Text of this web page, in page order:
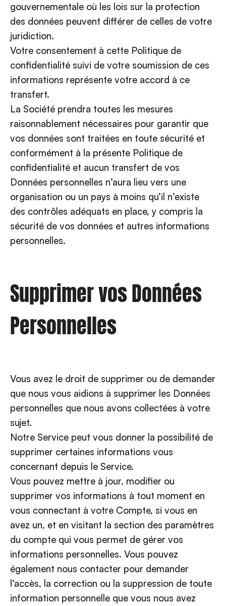
gouvernementale où les lois sur la protection
des données peuvent différer de celles de votre
juridiction.
Votre consentement à cette Politique de
confidentialité suivi de votre soumission de ces
informations représente votre accord à ce
transfert.
La Société prendra toutes les mesures
raisonnablement nécessaires pour garantir que
vos données sont traitées en toute sécurité et
conformément à la présente Politique de
confidentialité et aucun transfert de vos
Données personnelles n’aura lieu vers une
organisation ou un pays à moins qu’il n’existe
des contrôles adéquats en place, y compris la
sécurité de vos données et autres informations
personnelles.
Supprimer vos Données
Personnelles
Vous avez le droit de supprimer ou de demander
que nous vous aidions à supprimer les Données
personnelles que nous avons collectées à votre
sujet.
Notre Service peut vous donner la possibilité de
supprimer certaines informations vous
concernant depuis le Service.
Vous pouvez mettre à jour, modifier ou
supprimer vos informations à tout moment en
vous connectant à votre Compte, si vous en
avez un, et en visitant la section des paramètres
du compte qui vous permet de gérer vos
informations personnelles. Vous pouvez
également nous contacter pour demander
l’accès, la correction ou la suppression de toute
information personnelle que vous nous avez